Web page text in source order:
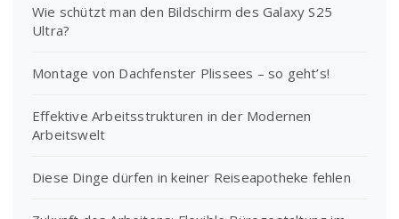
Wie schützt man den Bildschirm des Galaxy S25
Ultra?
Montage von Dachfenster Plissees – so geht’s!
Effektive Arbeitsstrukturen in der Modernen
Arbeitswelt
Diese Dinge dürfen in keiner Reiseapotheke fehlen